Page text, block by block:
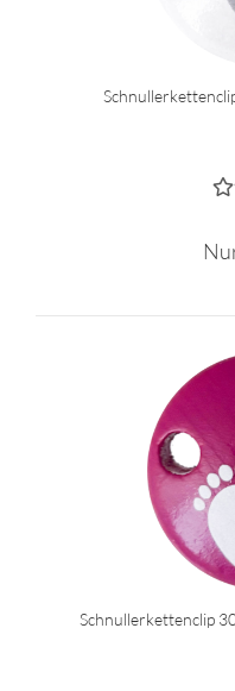
Schnullerkettenclip